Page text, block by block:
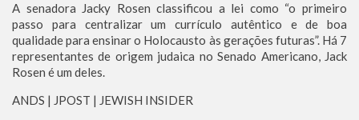
A senadora Jacky Rosen classificou a lei como “o primeiro
passo para centralizar um currículo autêntico e de boa
qualidade para ensinar o Holocausto às gerações futuras”. Há 7
representantes de origem judaica no Senado Americano, Jack
Rosen é um deles.
ANDS | JPOST | JEWISH INSIDER